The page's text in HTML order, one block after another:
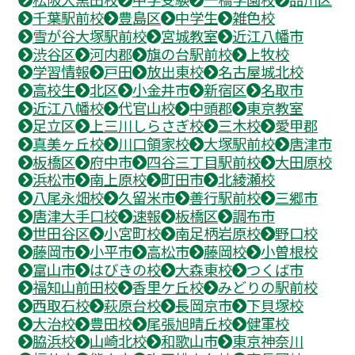
千葉駅前校
豊島区 中学生
雑色校
雪が谷大塚駅前校
宮城教室
近江八幡市
渋谷区
河内郡 旗の台駅前校
上牧校
学習情報
戸田 放出東校
名古屋城北校
高校生
北区 小金井市 新宿区
名取市
近江八幡校
代官山校 中頭郡
東京教室
足立区
上三川しらさぎ校 三木校
愛甲郡
真美ヶ丘校
川口領家校 大塚駅前校
唐津市
板橋区
府中市 四谷三丁目駅前校
大田原校
浜松市
南上原校 町田市
北綾瀬校
八尾永畑校
久留米市 善行駅前校
三郷市
唐津大手口校
速報 板橋区
調布市
世田谷区
小宮町校 南足柄岩原校
野口校
藤岡市
小平市 高松市 藤岡校
小曽根校
富山市
はびきの校 大森東校
つくば市
福知山前田校
香里ケ丘校
みどりの駅前校
西取石校
萩原台校 長岡京市
下貝塚校
大治校
豊田校 尾張旭晴丘校
健軍校
脇浜校
山崎北校 和歌山市
東京神奈川